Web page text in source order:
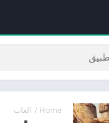
Home
/ العاب